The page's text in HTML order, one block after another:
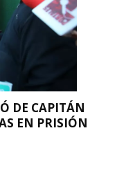
DE CAPITÁN
EN PRISIÓN